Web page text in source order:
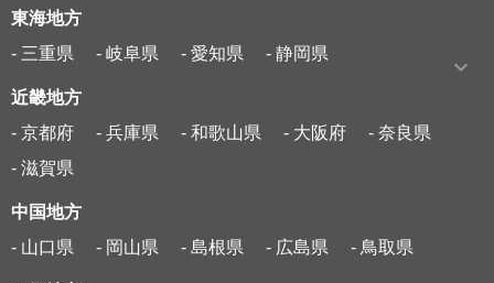
東海地方
- 三重県
- 岐阜県 - 愛知県 - 静岡県
近畿地方
- 京都府
- 兵庫県 - 和歌山県 - 大阪府
- 奈良県
- 滋賀県
中国地方
- 山口県
- 岡山県 - 島根県 - 広島県 - 鳥取県